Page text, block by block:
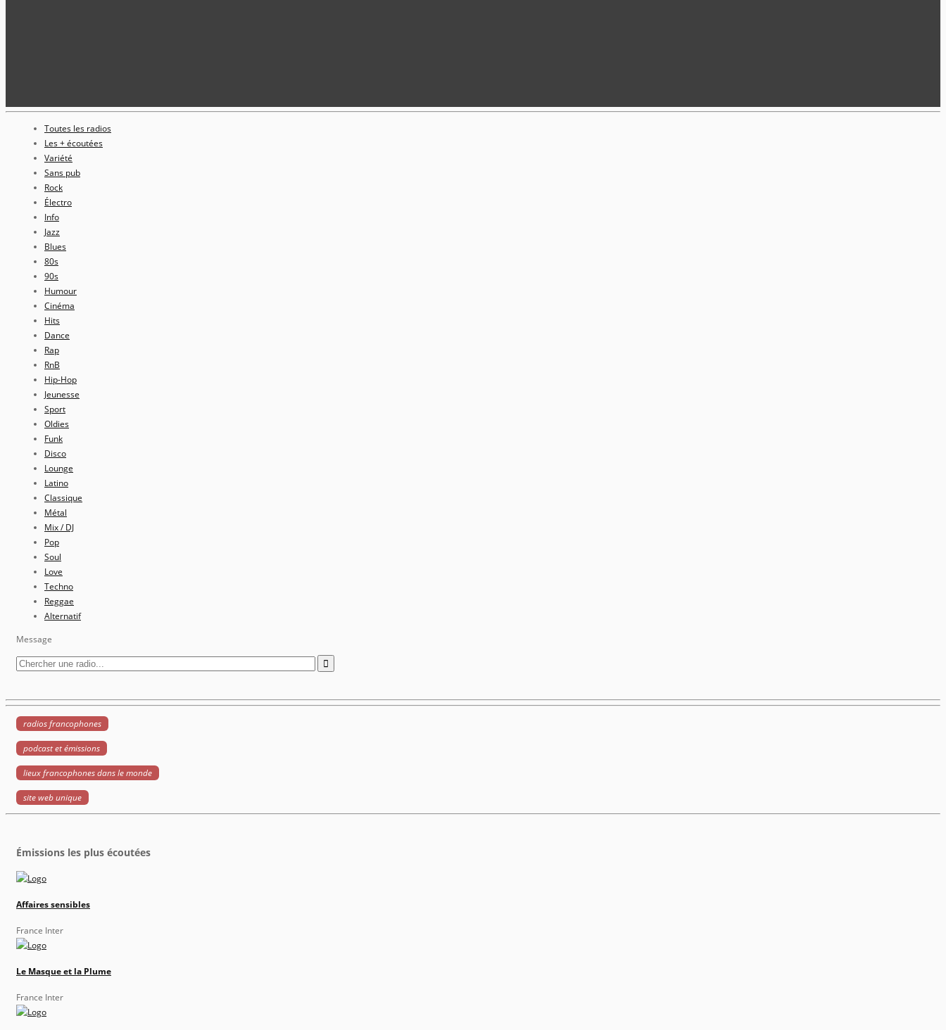
Toutes les radios
Les + écoutées
Variété
Sans pub
Rock
Électro
Info
Jazz
Blues
80s
90s
Humour
Cinéma
Hits
Dance
Rap
RnB
Hip-Hop
Jeunesse
Sport
Oldies
Funk
Disco
Lounge
Latino
Classique
Métal
Mix / DJ
Pop
Soul
Love
Techno
Reggae
Alternatif
Message
radios francophones
podcast et émissions
lieux francophones dans le monde
site web unique
Émissions les plus écoutées
Affaires sensibles
France Inter
Le Masque et la Plume
France Inter